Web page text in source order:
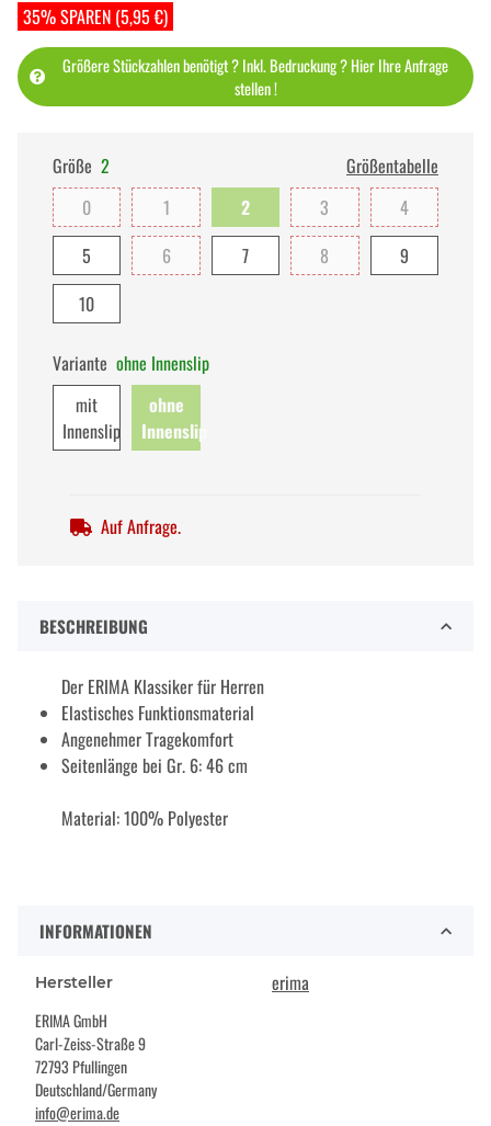
35% SPAREN (5,95 €)
Größere Stückzahlen benötigt ? Inkl. Bedruckung ? Hier Ihre Anfrage
stellen !
Größe 2
Größentabelle
0
1 2 3
4
5
6 7 8
9
10
Variante ohne Innenslip
mit
Innenslip
ohne
Innenslip
Auf Anfrage.
BESCHREIBUNG
Der ERIMA Klassiker für Herren
Elastisches Funktionsmaterial
Angenehmer Tragekomfort
Seitenlänge bei Gr. 6: 46 cm
Material: 100% Polyester
INFORMATIONEN
Hersteller erima
ERIMA GmbH
Carl-Zeiss-Straße 9
72793 Pfullingen
Deutschland/Germany
info@erima.de